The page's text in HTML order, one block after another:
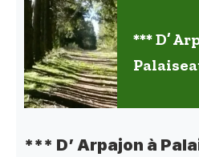
*** D’
*** D’ Arpajon à